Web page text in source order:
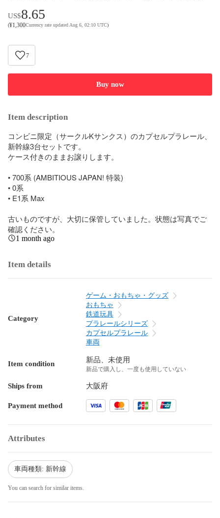
US$8.65
(¥1,300Currency rate updated Aug 6, 02:10 UTC)
7
Buy now
Item description
コンビニ限定（サークルKサンクス）のカプセルプラレール、
新幹線3台セットです。
ケース付きのままお譲りします。
• 700系 (AMBITIOUS JAPAN! 特装)
• 0系
• E1系 Max
古いものですが、大切に保管していました。状態は写真でご
確認ください。
1 month ago
Item details
Category
ゲーム・おもちゃ・グッズ
おもちゃ
鉄道玩具
プラレールシリーズ
カプセルプラレール
車両
Item condition 新品、未使用
新品で購入し、一度も使用していない
Ships from 大阪府
Payment method
Attributes
車両種類: 新幹線
You can search for similar items.